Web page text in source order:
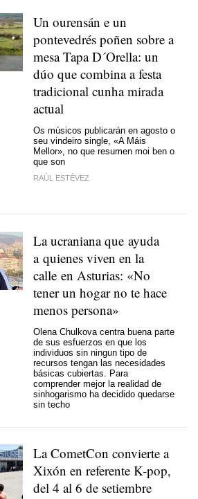
Un ourensán e un
pontevedrés poñen sobre a
mesa Tapa D´Orella: un
dúo que combina a festa
tradicional cunha mirada
actual
Os músicos publicarán en agosto o
seu vindeiro single, «A Máis
Mellor», no que resumen moi ben o
que son
RAÚL ESTÉVEZ
La ucraniana que ayuda
a quienes viven en la
calle en Asturias: «No
tener un hogar no te hace
menos persona»
Olena Chulkova centra buena parte
de sus esfuerzos en que los
individuos sin ningun tipo de
recursos tengan las necesidades
básicas cubiertas. Para
comprender mejor la realidad de
sinhogarismo ha decidido quedarse
sin techo
La CometCon convierte a
Xixón en referente K-pop,
del 4 al 6 de setiembre